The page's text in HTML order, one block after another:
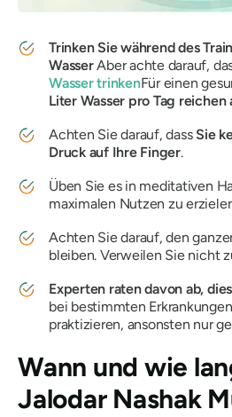
Trinken Sie während des
WasserAber achte darauf,
Wasser trinkenFür einen
Liter Wasser pro Tag reichen
Achten Sie darauf, dass Sie
Druck auf Ihre Finger.
Üben Sie es in meditativen
maximalen Nutzen zu
Achten Sie darauf, den
bleiben. Verweilen Sie nicht
Experten raten davon ab,
bei bestimmten
praktizieren, ansonsten nur
Wann und wie
Jalodar Nashak